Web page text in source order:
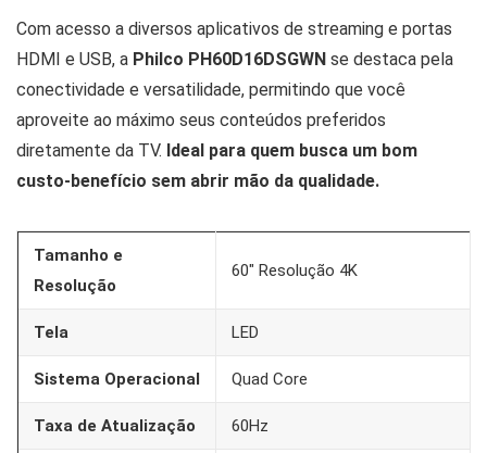
Com acesso a diversos aplicativos de streaming e portas
HDMI e USB, a Philco PH60D16DSGWN se destaca pela
conectividade e versatilidade, permitindo que você
aproveite ao máximo seus conteúdos preferidos
diretamente da TV. Ideal para quem busca um bom
custo-benefício sem abrir mão da qualidade.
Tamanho e
Resolução
60″ Resolução 4K
Tela LED
Sistema Operacional Quad Core
Taxa de Atualização 60Hz